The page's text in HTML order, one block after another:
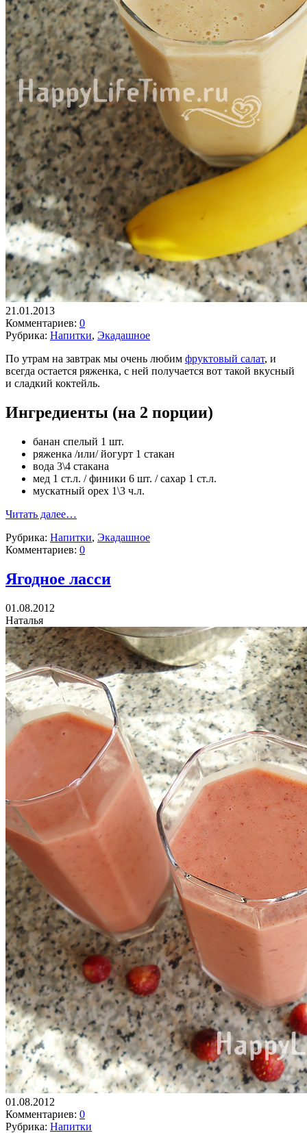
21.01.2013
Комментариев: 0
Рубрика: Напитки, Экадашное
По утрам на завтрак мы очень любим фруктовый салат, и
всегда остается ряженка, с ней получается вот такой вкусный
и сладкий коктейль.
Ингредиенты (на 2 порции)
банан спелый 1 шт.
ряженка /или/ йогурт 1 стакан
вода 3\4 стакана
мед 1 ст.л. / финики 6 шт. / сахар 1 ст.л.
мускатный орех 1\3 ч.л.
Читать далее…
Рубрика: Напитки, Экадашное
Комментариев: 0
Ягодное ласси
01.08.2012
Наталья
01.08.2012
Комментариев: 0
Рубрика: Напитки